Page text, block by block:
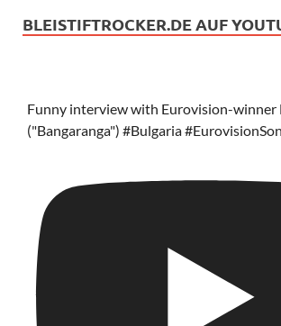
BLEISTIFTROCKER.DE AUF
Funny interview with Eurovision-winner
("Bangaranga") #Bulgaria